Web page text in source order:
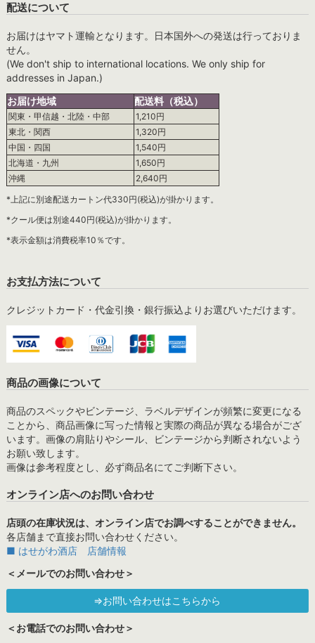
配送について
お届けはヤマト運輸となります。日本国外への発送は行っておりま
せん。
(We don't ship to international locations. We only ship for
addresses in Japan.)
お届け地域
配送料（税込）
関東・甲信越・北陸・中部
1,210円
東北・関西
1,320円
中国・四国
1,540円
北海道・九州
1,650円
沖縄
2,640円
*上記に別途配送カートン代330円(税込)が掛かります。
*クール便は別途440円(税込)が掛かります。
*表示金額は消費税率10％です。
お支払方法について
クレジットカード・代金引換・銀行振込よりお選びいただけます。
商品の画像について
商品のスペックやビンテージ、ラベルデザインが頻繁に変更になる
ことから、商品画像に写った情報と実際の商品が異なる場合がござ
います。画像の肩貼りやシール、ビンテージから判断されないよう
お願い致します。
画像は参考程度とし、必ず商品名にてご判断下さい。
オンライン店へのお問い合わせ
店頭の在庫状況は、オンライン店でお調べすることができません。
各店舗まで直接お問い合わせください。
■ はせがわ酒店 店舗情報
＜メールでのお問い合わせ＞
⇒お問い合わせはこちらから
＜お電話でのお問い合わせ＞